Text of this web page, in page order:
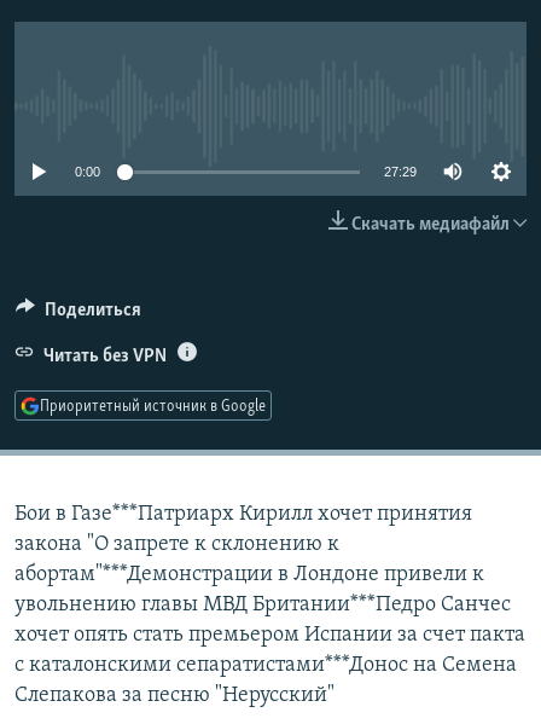
РАСПИСАНИЕ ВЕЩАНИЯ
0:00 27:29
Скачать медиафайл
Поделиться
Читать без VPN
Приоритетный источник в Google
Бои в Газе***Патриарх Кирилл хочет принятия
закона "О запрете к склонению к
абортам"***Демонстрации в Лондоне привели к
увольнению главы МВД Британии***Педро Санчес
хочет опять стать премьером Испании за счет пакта
с каталонскими сепаратистами***Донос на Семена
Слепакова за песню "Нерусский"